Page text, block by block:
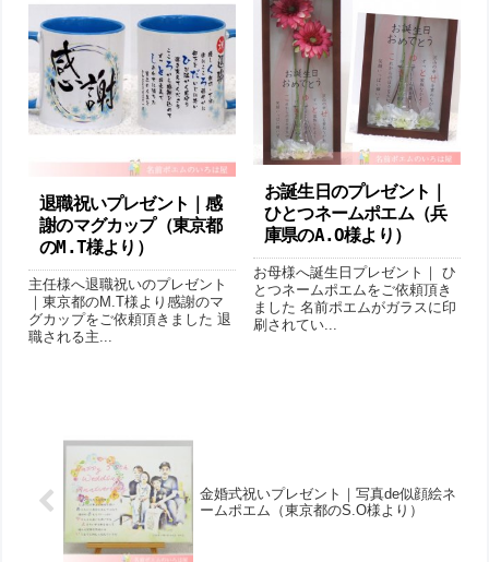
退職祝いプレゼント｜感
謝のマグカップ（東京都
のM.T様より ）
主任様へ退職祝いのプレゼント
｜東京都のM.T様より感謝のマ
グカップをご依頼頂きました 退
職される主...
お誕生日のプレゼント｜
ひとつネームポエム（兵
庫県のA.O様より ）
お母様へ誕生日プレゼント｜ ひ
とつネームポエムをご依頼頂き
ました 名前ポエムがガラスに印
刷されてい...
金婚式祝いプレゼント｜写真de似顔絵ネ
ームポエム（東京都のS.O様より ）